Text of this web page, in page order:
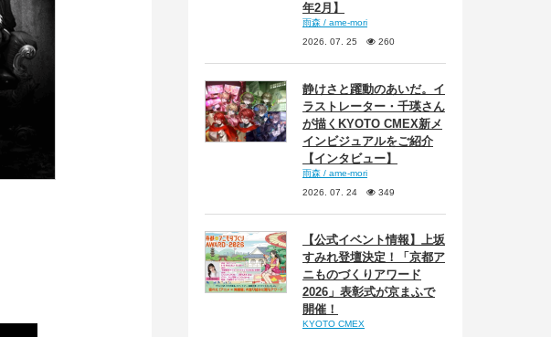
年2月】
雨森 / ame-mori
2026. 07. 25
260
静けさと躍動のあいだ。イ
ラストレーター・千瑛さん
が描くKYOTO CMEX新メ
インビジュアルをご紹介
【インタビュー】
雨森 / ame-mori
2026. 07. 24
349
【公式イベント情報】上坂
すみれ登壇決定！「京都ア
ニものづくりアワード
2026」表彰式が京まふで
開催！
KYOTO CMEX